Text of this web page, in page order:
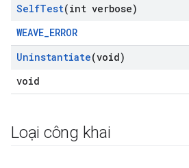
SelfTest(int verbose)
WEAVE_ERROR
Uninstantiate(void)
void
Loại công khai